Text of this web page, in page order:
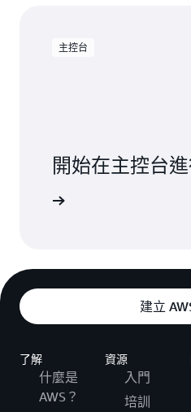
主控台
開始在主控台
建立
了解
什麼是
AWS？
資源
入門
培訓